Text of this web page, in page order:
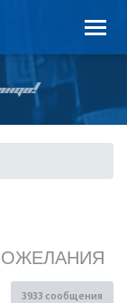
3933 сообщения